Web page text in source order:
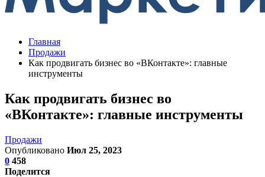
Главная
Продажи
Как продвигать бизнес во «ВКонтакте»: главные
инструменты
Как продвигать бизнес во
«ВКонтакте»: главные инструменты
Продажи
Опубликовано Июл 25, 2023
0 458
Поделится